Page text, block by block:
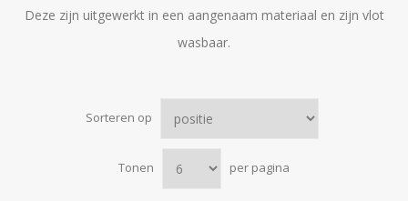
Deze zijn uitgewerkt in een aangenaam materiaal en zijn vlot
wasbaar.
Sorteren op
Tonen per pagina